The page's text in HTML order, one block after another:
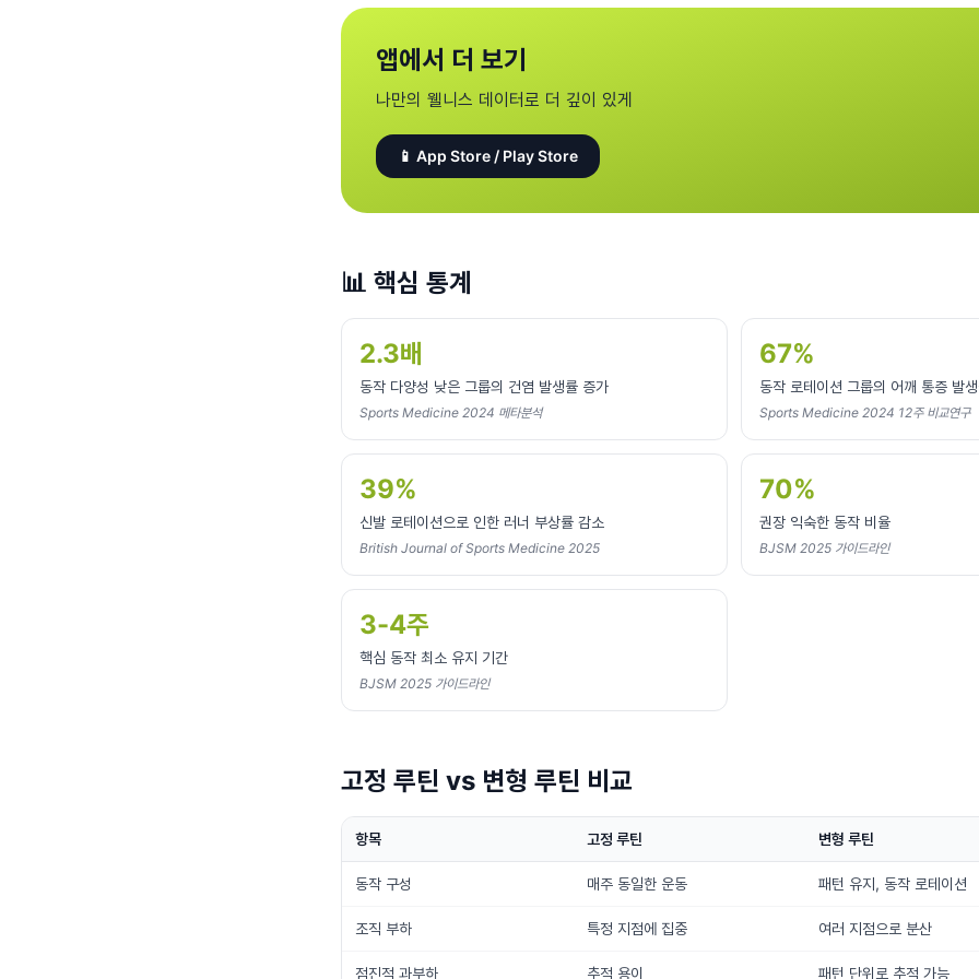
앱에서 더 보기
나만의 웰니스 데이터로 더 깊이 있게
📱 App Store / Play Store
📊 핵심 통계
2.3배
동작 다양성 낮은 그룹의 건염 발생률 증가
Sports Medicine 2024 메타분석
67%
동작 로테이션 그룹의 어깨 통증 발
Sports Medicine 2024 12주 비교연구
39%
신발 로테이션으로 인한 러너 부상률 감소
British Journal of Sports Medicine 2025
70%
권장 익숙한 동작 비율
BJSM 2025 가이드라인
3-4주
핵심 동작 최소 유지 기간
BJSM 2025 가이드라인
고정 루틴 vs 변형 루틴 비교
항목 고정 루틴 변형 루틴
동작 구성 매주 동일한 운동 패턴 유지, 동작 로테이션
조직 부하 특정 지점에 집중 여러 지점으로 분산
점진적 과부하 추적 용이 패턴 단위로 추적 가능